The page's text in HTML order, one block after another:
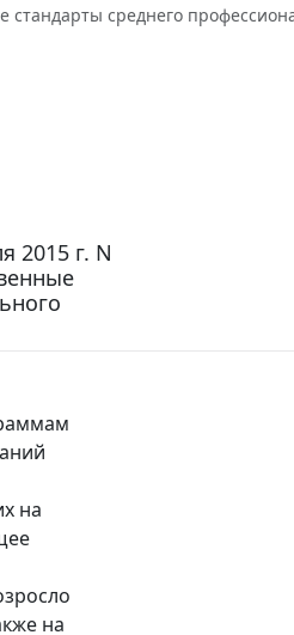
среднего
2015 г. N
на
на